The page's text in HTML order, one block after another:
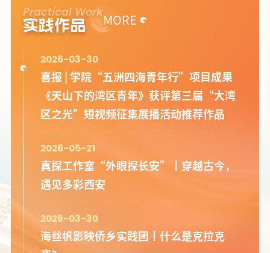
Practical Work
实践作品 MORE
2026-03-30
喜报 | 学院“五洲四海青年行”项目成果
《天山下的湾区青年》获评第三届“大湾
区之光”短视频征集展播活动推荐作品
2026-05-21
真探工作室“外眼探长安”丨穿越古今，
遇见多彩西安
2026-03-30
海丝帆影映侨乡实践团丨什么是克拉克